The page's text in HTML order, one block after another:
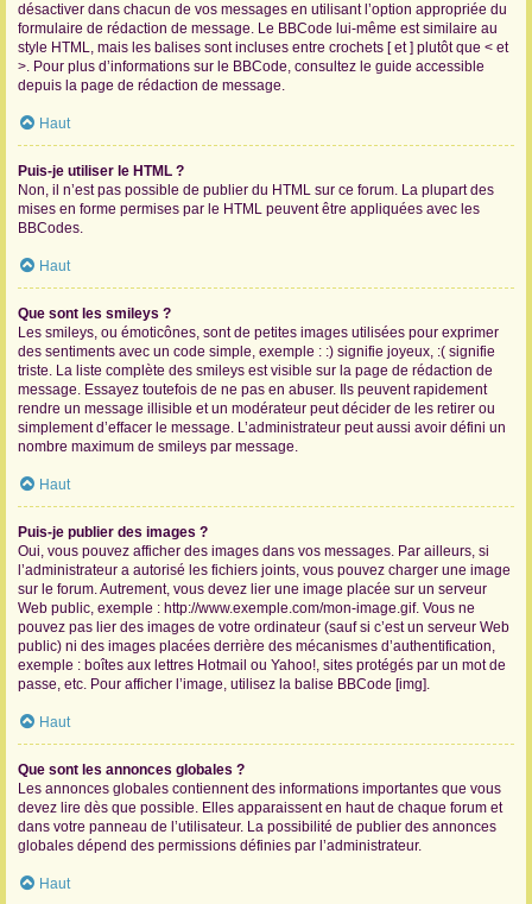
désactiver dans chacun de vos messages en utilisant l’option appropriée du
formulaire de rédaction de message. Le BBCode lui-même est similaire au
style HTML, mais les balises sont incluses entre crochets [ et ] plutôt que < et
>. Pour plus d’informations sur le BBCode, consultez le guide accessible
depuis la page de rédaction de message.
Haut
Puis-je utiliser le HTML ?
Non, il n’est pas possible de publier du HTML sur ce forum. La plupart des
mises en forme permises par le HTML peuvent être appliquées avec les
BBCodes.
Haut
Que sont les smileys ?
Les smileys, ou émoticônes, sont de petites images utilisées pour exprimer
des sentiments avec un code simple, exemple : :) signifie joyeux, :( signifie
triste. La liste complète des smileys est visible sur la page de rédaction de
message. Essayez toutefois de ne pas en abuser. Ils peuvent rapidement
rendre un message illisible et un modérateur peut décider de les retirer ou
simplement d’effacer le message. L’administrateur peut aussi avoir défini un
nombre maximum de smileys par message.
Haut
Puis-je publier des images ?
Oui, vous pouvez afficher des images dans vos messages. Par ailleurs, si
l’administrateur a autorisé les fichiers joints, vous pouvez charger une image
sur le forum. Autrement, vous devez lier une image placée sur un serveur
Web public, exemple : http://www.exemple.com/mon-image.gif. Vous ne
pouvez pas lier des images de votre ordinateur (sauf si c’est un serveur Web
public) ni des images placées derrière des mécanismes d’authentification,
exemple : boîtes aux lettres Hotmail ou Yahoo!, sites protégés par un mot de
passe, etc. Pour afficher l’image, utilisez la balise BBCode [img].
Haut
Que sont les annonces globales ?
Les annonces globales contiennent des informations importantes que vous
devez lire dès que possible. Elles apparaissent en haut de chaque forum et
dans votre panneau de l’utilisateur. La possibilité de publier des annonces
globales dépend des permissions définies par l’administrateur.
Haut